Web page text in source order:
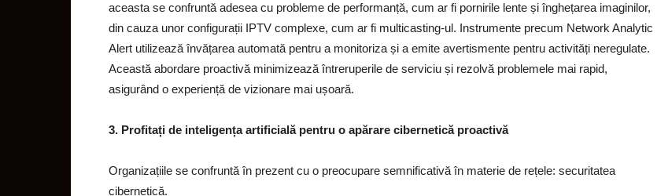
aceasta se confruntă adesea cu probleme de performanță, cum ar fi pornirile lente și înghețarea imaginilor,
din cauza unor configurații IPTV complexe, cum ar fi multicasting-ul. Instrumente precum Network Analytic
Alert utilizează învățarea automată pentru a monitoriza și a emite avertismente pentru activități neregulate.
Această abordare proactivă minimizează întreruperile de serviciu și rezolvă problemele mai rapid,
asigurând o experiență de vizionare mai ușoară.
3. Profitați de inteligența artificială pentru o apărare cibernetică proactivă
Organizațiile se confruntă în prezent cu o preocupare semnificativă în materie de rețele: securitatea
cibernetică.